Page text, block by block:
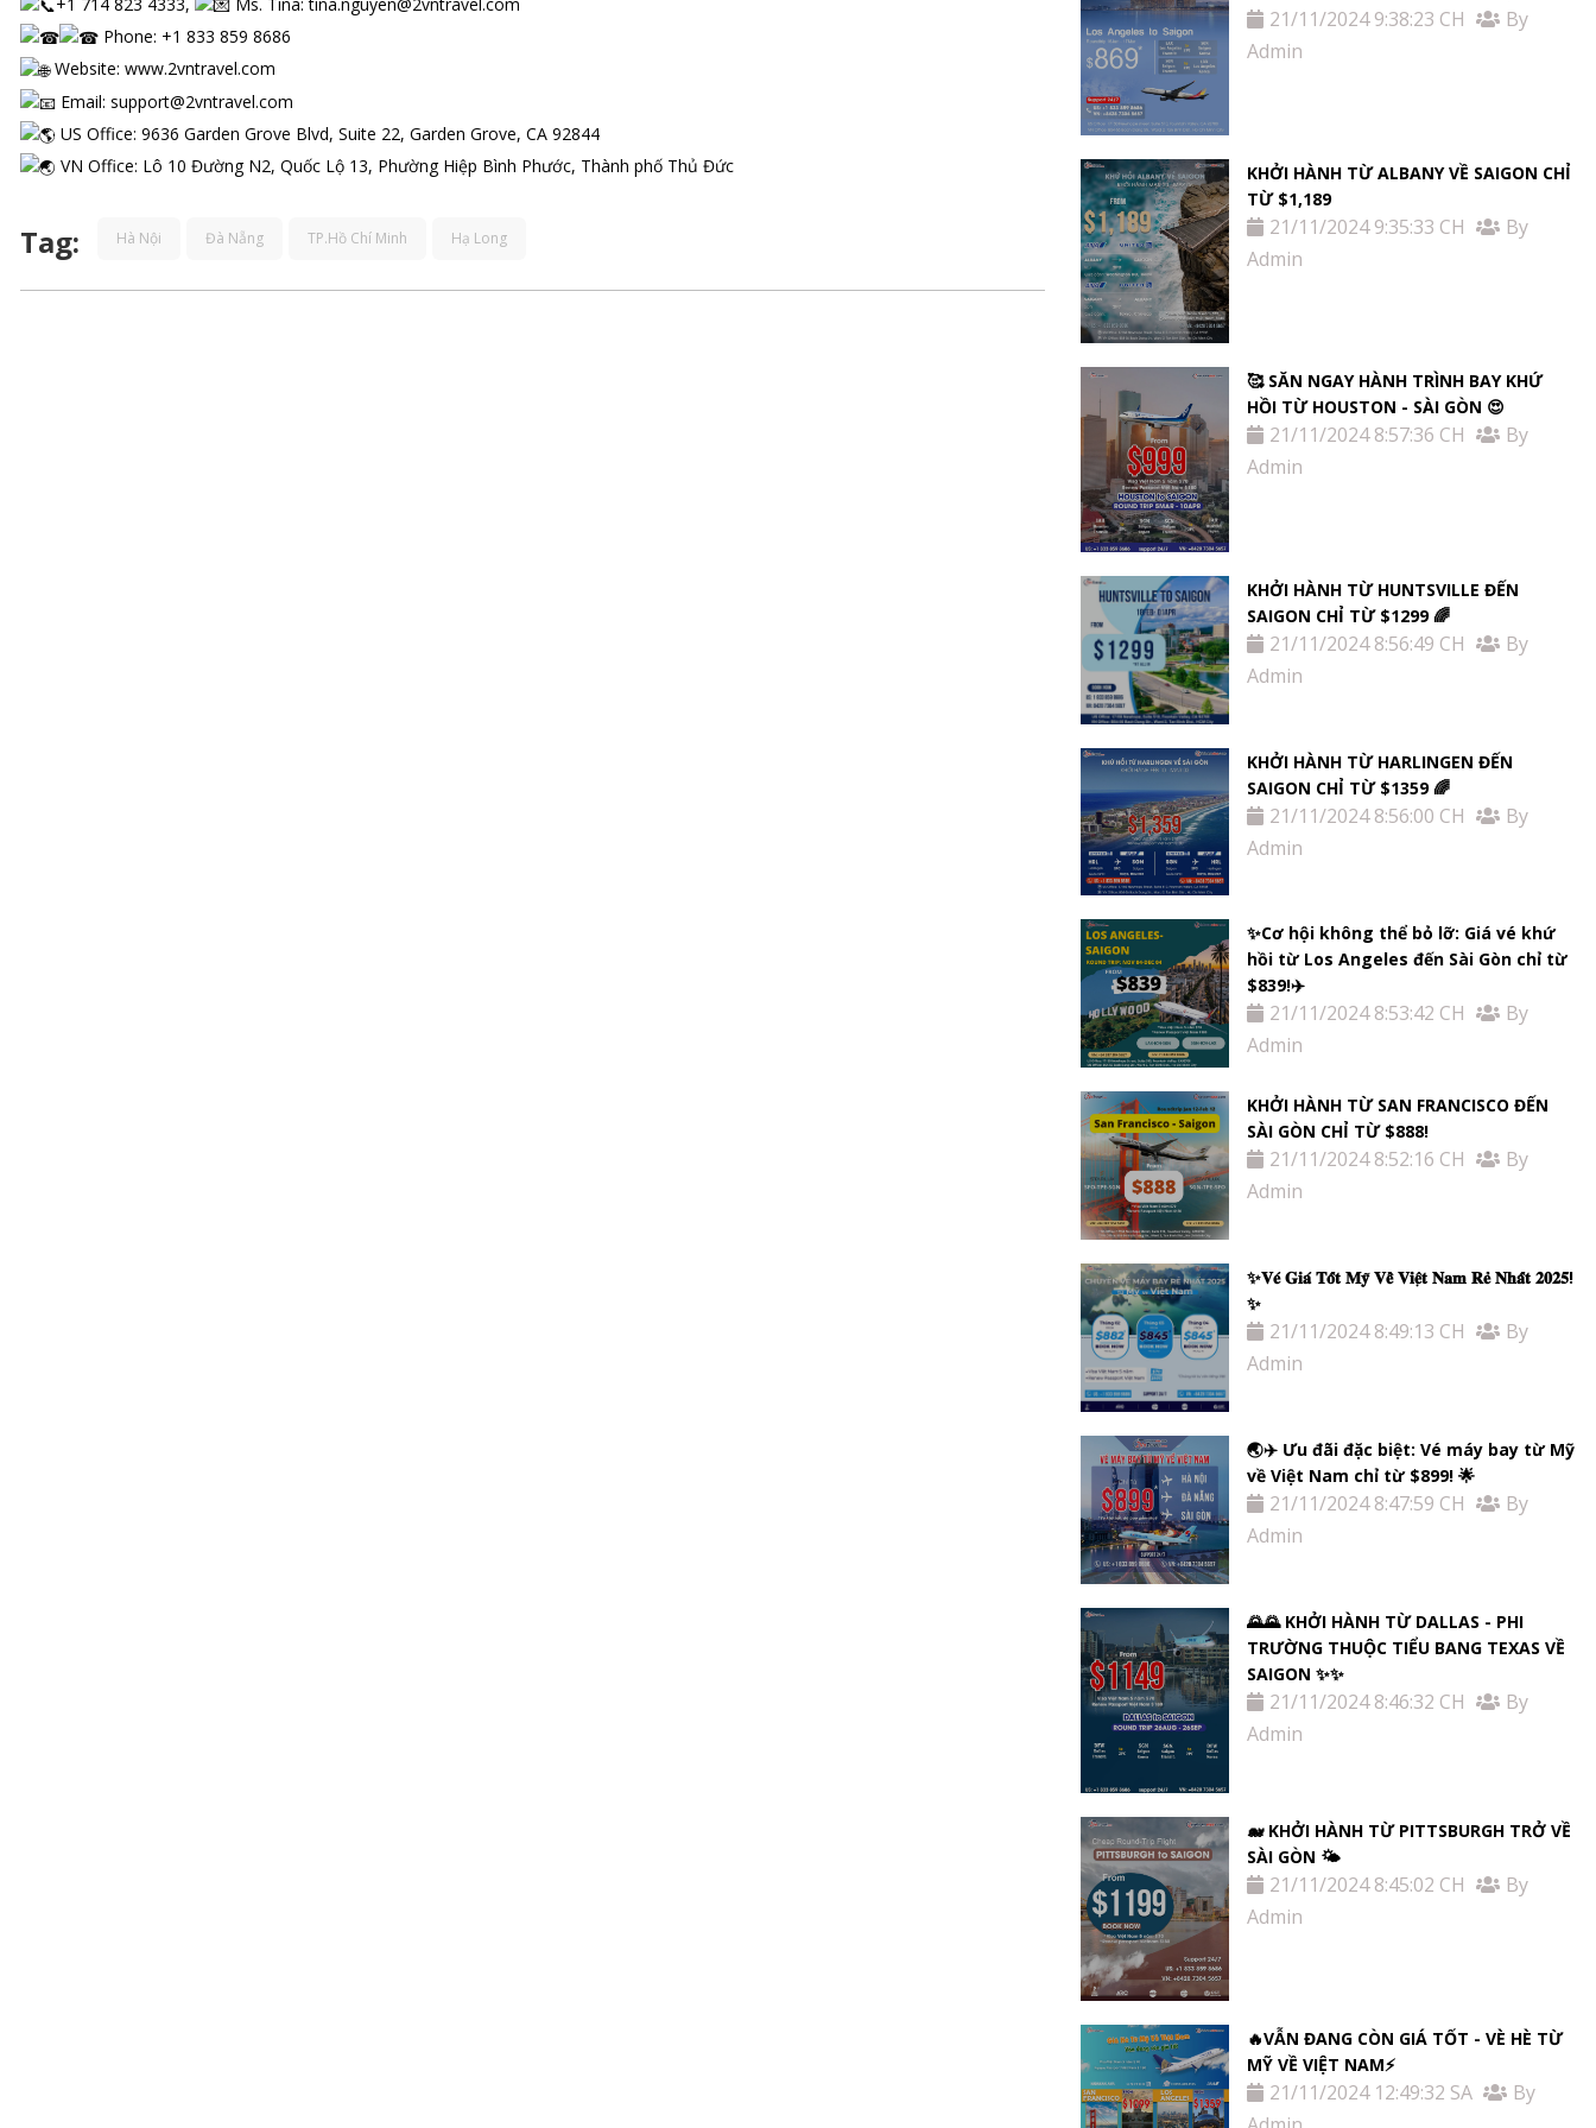
Phone: +1 833 859 8686
Website: www.2vntravel.com
Email: support@2vntravel.com
US Office: 9636 Garden Grove Blvd, Suite 22, Garden Grove, CA 92844
VN Office: Lô 10 Đường N2, Quốc Lộ 13, Phường Hiệp Bình Phước, Thành phố Thủ Đức
Tag: Hà Nội Đà Nẵng TP.Hồ Chí Minh Hạ Long
21/11/2024 9:38:23 CH
By
Admin
KHỞI HÀNH TỪ ALBANY VỀ SAIGON CHỈ
TỪ $1,189
21/11/2024 9:35:33 CH
By
Admin
🥰 SĂN NGAY HÀNH TRÌNH BAY KHỨ
HỒI TỪ HOUSTON - SÀI GÒN 😍
21/11/2024 8:57:36 CH
By
Admin
KHỞI HÀNH TỪ HUNTSVILLE ĐẾN
SAIGON CHỈ TỪ $1299 🌈
21/11/2024 8:56:49 CH
By
Admin
KHỞI HÀNH TỪ HARLINGEN ĐẾN
SAIGON CHỈ TỪ $1359 🌈
21/11/2024 8:56:00 CH
By
Admin
✨Cơ hội không thể bỏ lỡ: Giá vé khứ
hồi từ Los Angeles đến Sài Gòn chỉ từ
$839!✈️
21/11/2024 8:53:42 CH
By
Admin
KHỞI HÀNH TỪ SAN FRANCISCO ĐẾN
SÀI GÒN CHỈ TỪ $888!
21/11/2024 8:52:16 CH
By
Admin
✨𝐕𝐞́ 𝐆𝐢𝐚́ 𝐓𝐨̂́𝐭 𝐌𝐲̃ 𝐕𝐞̂̀ 𝐕𝐢𝐞̣̂𝐭 𝐍𝐚𝐦 𝐑𝐞̉ 𝐍𝐡𝐚̂́𝐭 𝟐𝟎𝟐𝟓!
✨
21/11/2024 8:49:13 CH
By
Admin
🌏✈️ Ưu đãi đặc biệt: Vé máy bay từ Mỹ
về Việt Nam chỉ từ $899! 🌟
21/11/2024 8:47:59 CH
By
Admin
🌄🌄 KHỞI HÀNH TỪ DALLAS - PHI
TRƯỜNG THUỘC TIỂU BANG TEXAS VỀ
SAIGON ✨✨
21/11/2024 8:46:32 CH
By
Admin
🐋 KHỞI HÀNH TỪ PITTSBURGH TRỞ VỀ
SÀI GÒN 🌤
21/11/2024 8:45:02 CH
By
Admin
🔥VẪN ĐANG CÒN GIÁ TỐT - VÈ HÈ TỪ
MỸ VỀ VIỆT NAM⚡️
21/11/2024 12:49:32 SA
By